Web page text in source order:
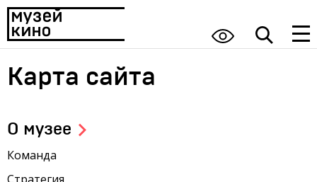
Карта сайта
О музее
Команда